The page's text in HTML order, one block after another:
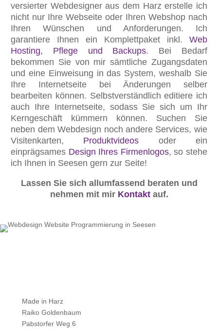
versierter Webdesigner aus dem Harz erstelle ich
nicht nur Ihre Webseite oder Ihren Webshop nach
Ihren Wünschen und Anforderungen. Ich
garantiere Ihnen ein Komplettpaket inkl. Web
Hosting, Pflege und Backups. Bei Bedarf
bekommen Sie von mir sämtliche Zugangsdaten
und eine Einweisung in das System, weshalb Sie
Ihre Internetseite bei Änderungen selber
bearbeiten können. Selbstverständlich editiere ich
auch Ihre Internetseite, sodass Sie sich um Ihr
Kerngeschäft kümmern können. Suchen Sie
neben dem Webdesign noch andere Services, wie
Visitenkarten, Produktvideos oder ein
einprägsames Design Ihres Firmenlogos, so stehe
ich Ihnen in Seesen gern zur Seite!
Lassen Sie sich allumfassend beraten und
nehmen mit mir Kontaktauf.
Made in Harz
Raiko Goldenbaum
Pabstorfer Weg 6